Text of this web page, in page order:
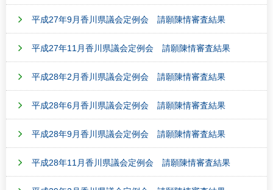
平成27年9月香川県議会定例会 請願陳情審査結果
平成27年11月香川県議会定例会 請願陳情審査結果
平成28年2月香川県議会定例会 請願陳情審査結果
平成28年6月香川県議会定例会 請願陳情審査結果
平成28年9月香川県議会定例会 請願陳情審査結果
平成28年11月香川県議会定例会 請願陳情審査結果